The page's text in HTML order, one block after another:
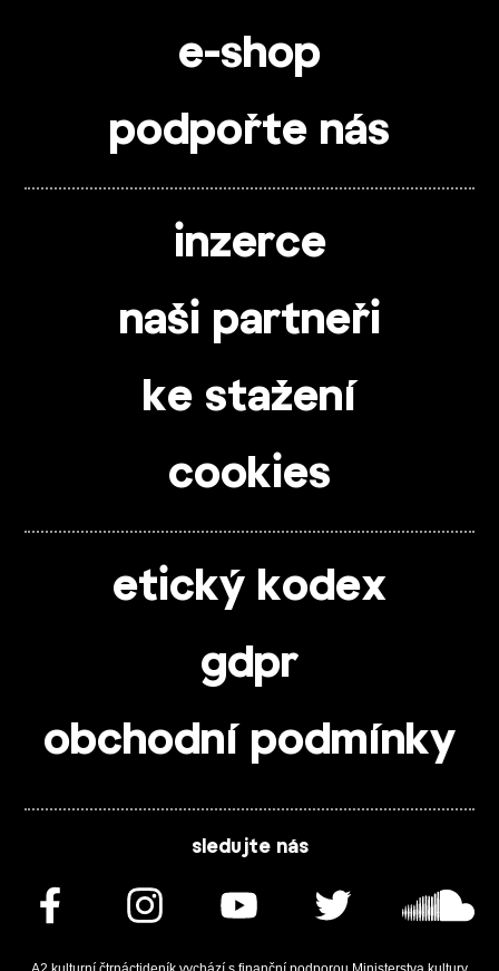
e-shop
podpořte nás
inzerce
naši partneři
ke stažení
cookies
etický kodex
gdpr
obchodní podmínky
sledujte nás